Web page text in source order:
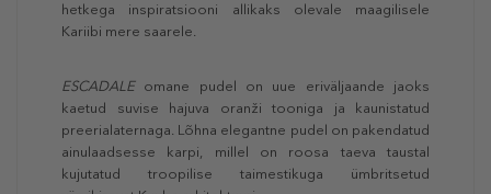
hetkega inspiratsiooni allikaks olevale maagilisele
Kariibi mere saarele.
ESCADALEomane pudel on uue eriväljaande jaoks
kaetud suvise hajuva oranži tooniga ja kaunistatud
preerialaternaga. Lõhna elegantne pudel on pakendatud
ainulaadsesse karpi, millel on roosa taeva taustal
kujutatud troopilise taimestikuga ümbritsetud